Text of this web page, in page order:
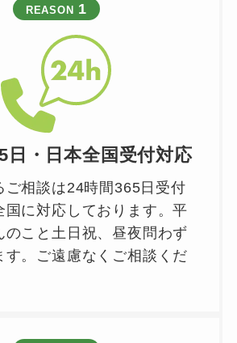
REASON 1
日・日本全国受付対応
ご相談は24時間365日受付
国に対応しております。平
のこと土日祝、昼夜問わず
す。ご遠慮なくご相談くだ